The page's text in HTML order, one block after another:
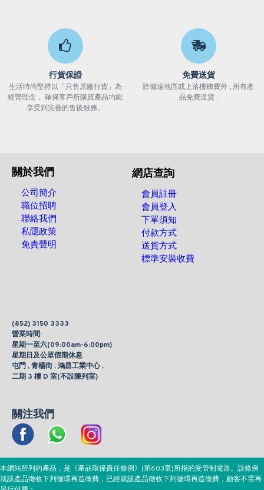
行貨保證
生活時尚堅持以「只售原廠行貨」為
經營理念， 確保客戶所購買產品均能
享受到完善的售後服務。
免費送貨
除偏遠地區或上落樓梯費外 , 所有產
品免費送貨 .
關於我們
公司簡介
職位招聘
聯絡我們
私隱政策
免責聲明
網店查詢
會員註冊
會員登入
下單須知
付款方式
送貨方式
標準安裝收費
(852) 3150 3333
營業時間:
星期一至六(09:00am-6:00pm)
星期日及公眾假期休息
屯門 , 青楊街 , 鴻昌工業中心 ,
二期 3 樓 D 室(不設陳列室)
關注我們
本網站所列的產品，是《產品環保責任條例》(第603章)所指的受管制電器。該條例
就該產品徵收下列循環再造徵費，已經就該產品徵收下列循環再造徵費，顧客不需再